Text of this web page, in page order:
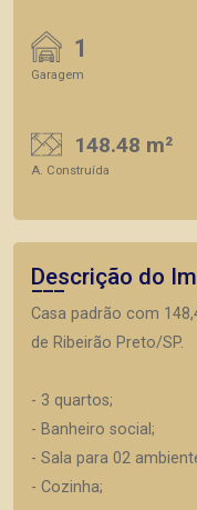
1
Garagem
148.48 m²
A. Construída
Descrição do
Casa padrão com
de Ribeirão Preto/SP.
- 3 quartos;
- Banheiro social;
- Sala para 02
- Cozinha;